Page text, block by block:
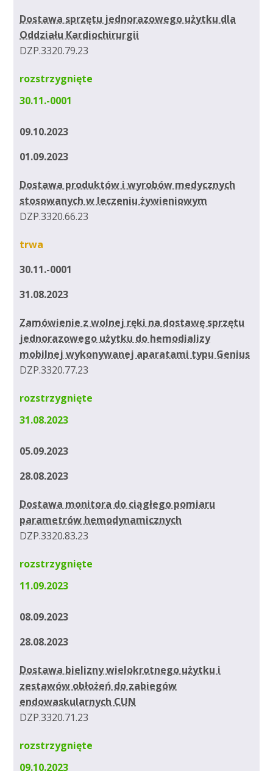
Dostawa sprzętu jednorazowego użytku dla
Oddziału Kardiochirurgii
DZP.3320.79.23
rozstrzygnięte
30.11.-0001
09.10.2023
01.09.2023
Dostawa produktów i wyrobów medycznych
stosowanych w leczeniu żywieniowym
DZP.3320.66.23
trwa
30.11.-0001
31.08.2023
Zamówienie z wolnej ręki na dostawę sprzętu
jednorazowego użytku do hemodializy
mobilnej wykonywanej aparatami typu Genius
DZP.3320.77.23
rozstrzygnięte
31.08.2023
05.09.2023
28.08.2023
Dostawa monitora do ciągłego pomiaru
parametrów hemodynamicznych
DZP.3320.83.23
rozstrzygnięte
11.09.2023
08.09.2023
28.08.2023
Dostawa bielizny wielokrotnego użytku i
zestawów obłożeń do zabiegów
endowaskularnych CUN
DZP.3320.71.23
rozstrzygnięte
09.10.2023